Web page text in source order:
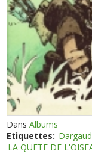
DansAlbums
Etiquettes: Dargaud
LA QUETE DE